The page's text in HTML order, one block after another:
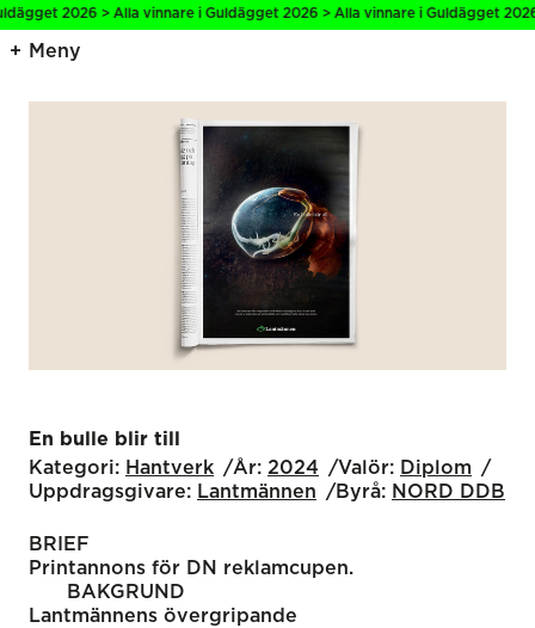
2026 > Alla vinnare i Guldägget 2026 > Alla vinnare i Guldägget 2026
Meny
En bulle blir till
Kategori: Hantverk År: 2024 Valör: Diplom
Uppdragsgivare: Lantmännen Byrå: NORD DDB
BRIEF
Printannons för DN reklamcupen.
BAKGRUND
Lantmännens övergripande